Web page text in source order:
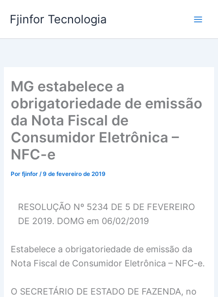
para
conteúdo
Fjinfor Tecnologia
MG estabelece a
obrigatoriedade de emissão
da Nota Fiscal de
Consumidor Eletrônica –
NFC-e
Porfjinfor/9 de fevereiro de 2019
RESOLUÇÃO Nº 5234 DE 5 DE FEVEREIRO
DE 2019. DOMG em 06/02/2019
Estabelece a obrigatoriedade de emissão da
Nota Fiscal de Consumidor Eletrônica – NFC-e.
O SECRETÁRIO DE ESTADO DE FAZENDA, no